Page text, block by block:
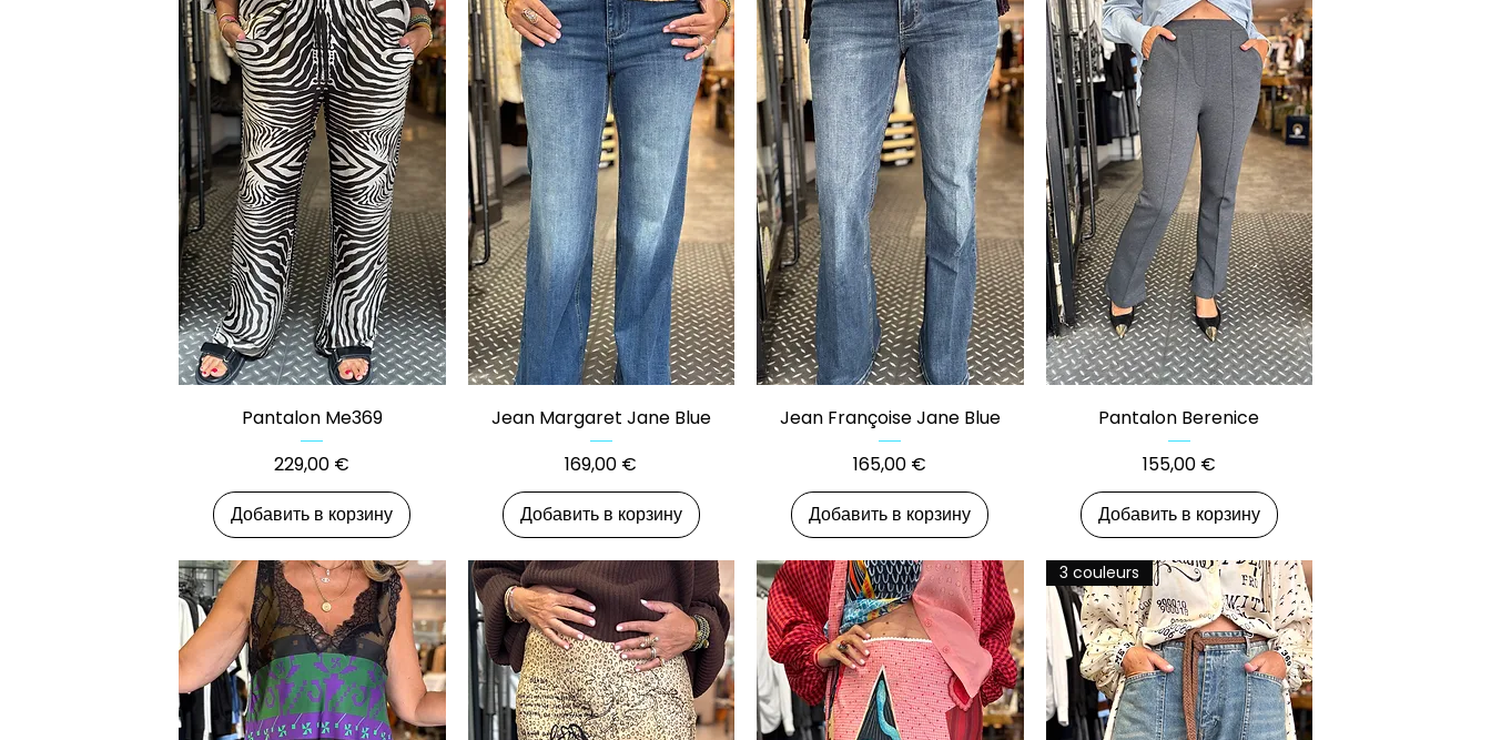
Быстрый просмотр
Pantalon Me369
Цена
229,00 €
Добавить в корзину
Быстрый просмотр
Jean Margaret Jane Blue
Цена
169,00 €
Добавить в корзину
Быстрый просмотр
Jean Françoise Jane Blue
Цена
165,00 €
Добавить в корзину
Быстрый просмотр
Pantalon Berenice
Цена
155,00 €
Добавить в корзину
3 couleurs